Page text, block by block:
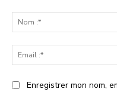
Enregistrer mon nom,